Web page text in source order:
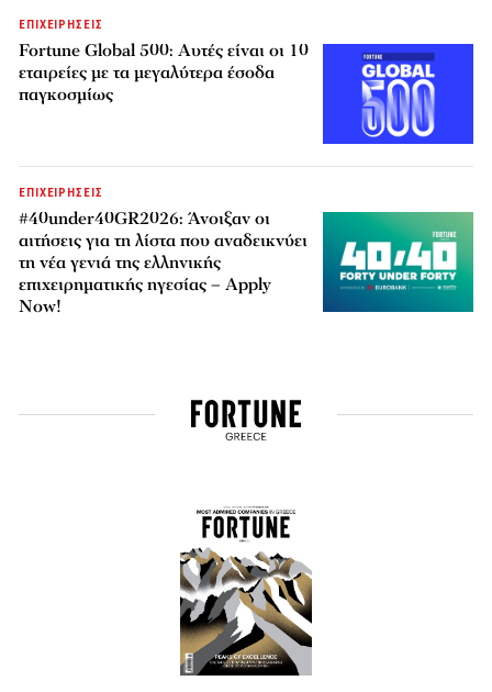
ΕΠΙΧΕΙΡΗΣΕΙΣ
Fortune Global 500: Αυτές είναι οι 10
εταιρείες με τα μεγαλύτερα έσοδα
παγκοσμίως
ΕΠΙΧΕΙΡΗΣΕΙΣ
#40under40GR2026: Άνοιξαν οι
αιτήσεις για τη λίστα που αναδεικνύει
τη νέα γενιά της ελληνικής
επιχειρηματικής ηγεσίας – Apply
Now!